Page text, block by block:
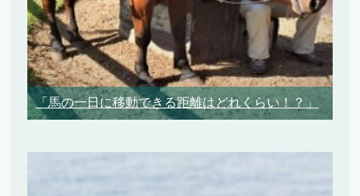
「馬の一日に移動できる距離はどれくらい！？」